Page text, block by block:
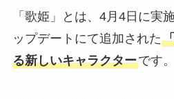
「歌姫」とは、4月4日に実
ップデートにて追加された
る新しいキャラクターです。